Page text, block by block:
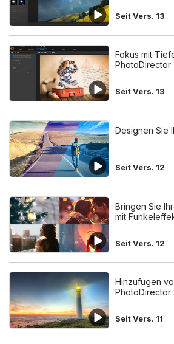
Seit Vers. 13
Fokus mit
PhotoDirector
Seit Vers. 13
Designen Sie
Seit Vers. 12
Bringen Sie
mit
Seit Vers. 12
Hinzufügen
PhotoDirector
Seit Vers. 11